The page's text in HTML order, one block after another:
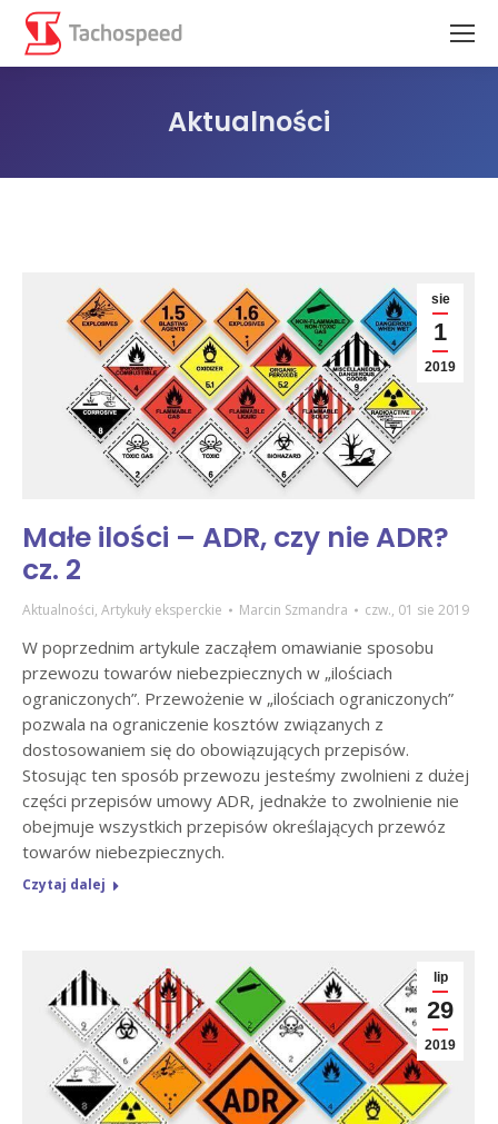
Aktualności
sie
1
2019
Małe ilości – ADR, czy nie ADR?
cz. 2
Aktualności, Artykuły eksperckie Marcin Szmandra czw., 01 sie 2019
W poprzednim artykule zacząłem omawianie sposobu
przewozu towarów niebezpiecznych w „ilościach
ograniczonych”. Przewożenie w „ilościach ograniczonych”
pozwala na ograniczenie kosztów związanych z
dostosowaniem się do obowiązujących przepisów.
Stosując ten sposób przewozu jesteśmy zwolnieni z dużej
części przepisów umowy ADR, jednakże to zwolnienie nie
obejmuje wszystkich przepisów określających przewóz
towarów niebezpiecznych.
Czytaj dalej
lip
29
2019